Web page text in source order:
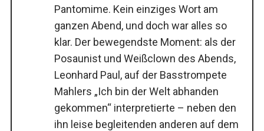
Pantomime. Kein einziges Wort am
ganzen Abend, und doch war alles so
klar. Der bewegendste Moment: als der
Posaunist und Weißclown des Abends,
Leonhard Paul, auf der Basstrompete
Mahlers „Ich bin der Welt abhanden
gekommen“ interpretierte – neben den
ihn leise begleitenden anderen auf dem